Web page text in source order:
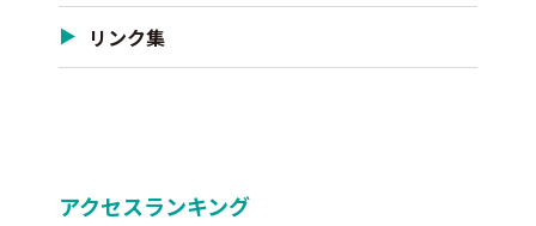
リンク集
アクセスランキング